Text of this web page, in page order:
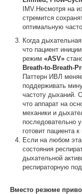
IMV.Несмотря на
стремится
оптимальную
Когда
что пациент
режим «ASV»
Breath-to-Breath-
Паттерн ИВЛ
поддерживать
частоту дыханий.
что аппарат на
механики и
последовательно
готовит пациента
Если на любом
состояния
дыхательной
респираторную
Вместо резюме